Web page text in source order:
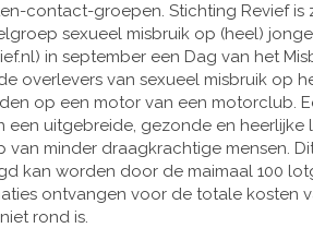
contact-groepen. Stichting Revief
sexueel misbruik op (heel)
in september een Dag van het
overlevers van sexueel misbruik op
op een motor van een motorclub.
uitgebreide, gezonde en heerlijke
minder draagkrachtige mensen.
kan worden door de maimaal 100
ontvangen voor de totale kosten
rond is.